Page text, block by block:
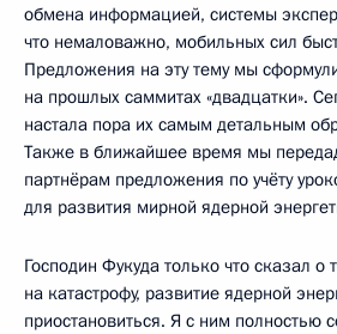
обмена информацией, системы
что немаловажно, мобильных сил
Предложения на эту тему мы
на прошлых саммитах «двадцатки».
настала пора их самым детальным
Также в ближайшее время мы
партнёрам предложения по учёту
для развития мирной ядерной
Господин Фукуда только что сказал о
на катастрофу, развитие ядерной
приостановиться. Я с ним полностью